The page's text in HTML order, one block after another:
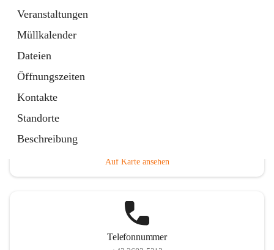
Veranstaltungen
Müllkalender
Dateien
Öffnungszeiten
Kontakte
Standorte
Beschreibung
Auf Karte ansehen
Telefonnummer